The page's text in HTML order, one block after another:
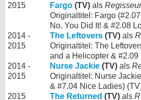
2015
Fargo (TV) als Regisseur
Originaltitel: Fargo
No, You Did It! & #2.08
2014 -
2015
The Leftovers (TV) als
Originaltitel: The
and a Helicopter & #2.09
2014 -
2015
Nurse Jackie (TV) als
Originaltitel: Nurse
& #7.04 Nice Ladies)
2015
The Returned (TV) als